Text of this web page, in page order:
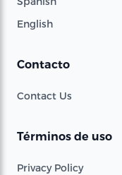
English
Contacto
Contact Us
Términos de uso
Privacy Policy